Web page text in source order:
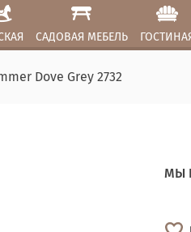
САДОВАЯ МЕБЕЛЬ
Dove Grey 2732
МЫ